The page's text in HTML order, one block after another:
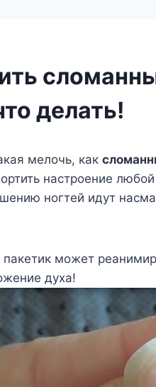
делать!
мелочь, как
настроение
ногтей идут
может
духа!